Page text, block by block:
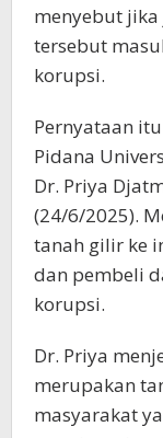
menyebut
tersebut
korupsi.
Pernyataan
Pidana
Dr. Priya
(24/6/2025).
tanah gilir ke
dan pembeli
korupsi.
Dr. Priya
merupakan
masyarakat